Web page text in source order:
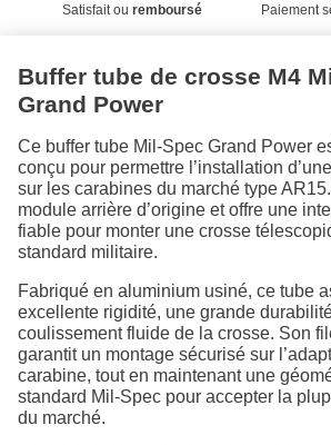
Satisfait ou remboursé Paiement
Buffer tube de crosse M4
Grand Power
Ce buffer tube Mil-Spec Grand Power
conçu pour permettre l’installation
sur les carabines du marché type
module arrière d’origine et offre une
fiable pour monter une crosse
standard militaire.
Fabriqué en aluminium usiné, ce tube
excellente rigidité, une grande
coulissement fluide de la crosse. Son
garantit un montage sécurisé sur
carabine, tout en maintenant une
standard Mil-Spec pour accepter la
du marché.